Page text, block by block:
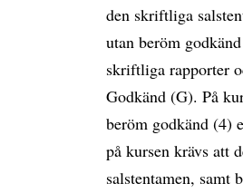
den skriftliga
utan beröm
skriftliga rapporter
Godkänd (G). På
beröm godkänd (4)
på kursen krävs att
salstentamen, samt